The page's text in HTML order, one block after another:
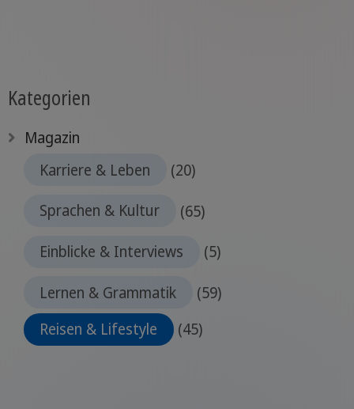
Kategorien
Magazin
Karriere & Leben
(20)
Sprachen & Kultur
(65)
Einblicke & Interviews
(5)
Lernen & Grammatik
(59)
Reisen & Lifestyle
(45)